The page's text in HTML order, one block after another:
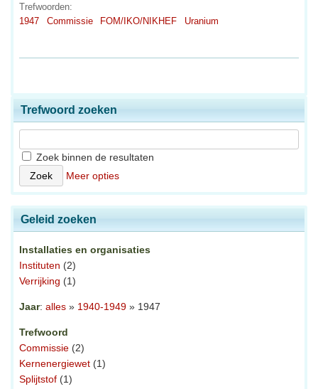
Trefwoorden:
1947
Commissie FOM/IKO/NIKHEF Uranium
Trefwoord zoeken
Zoek binnen de resultaten
Meer opties
Geleid zoeken
Installaties en organisaties
Instituten (2)
Verrijking (1)
Jaar: alles » 1940-1949 » 1947
Trefwoord
Commissie (2)
Kernenergiewet (1)
Splijtstof (1)